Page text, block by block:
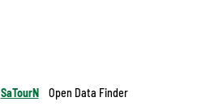
SaTourN
Open Data Finder